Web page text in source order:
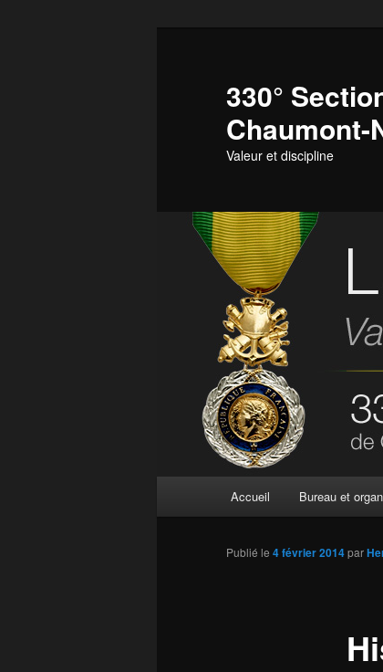
330°
Chaumont-
Valeur et discipline
Accueil Bureau et
Publié le 4 février 2014par